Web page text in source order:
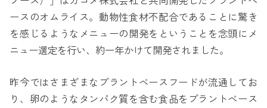
ースのオムライス。動物性食材不配合であることに驚き
を感じるようなメニューの開発をということを念頭にメ
ニュー選定を行い、約一年かけて開発されました。
昨今ではさまざまなプラントベースフードが流通してお
り、卵のようなタンパク質を含む食品をプラントベース